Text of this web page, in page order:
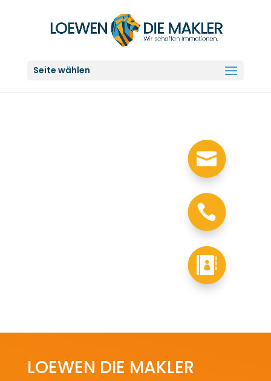
Seite wählen



LOEWEN DIE MAKLER